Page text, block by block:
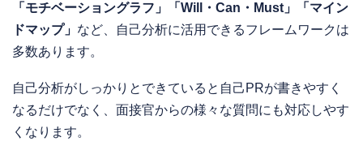
「モチベーショングラフ」「Will・Can・Must」「マイン
ドマップ」 など、自己分析に活用できるフレームワークは
多数あります。
自己分析がしっかりとできていると自己PRが書きやすく
なるだけでなく、面接官からの様々な質問にも対応しやす
くなります。